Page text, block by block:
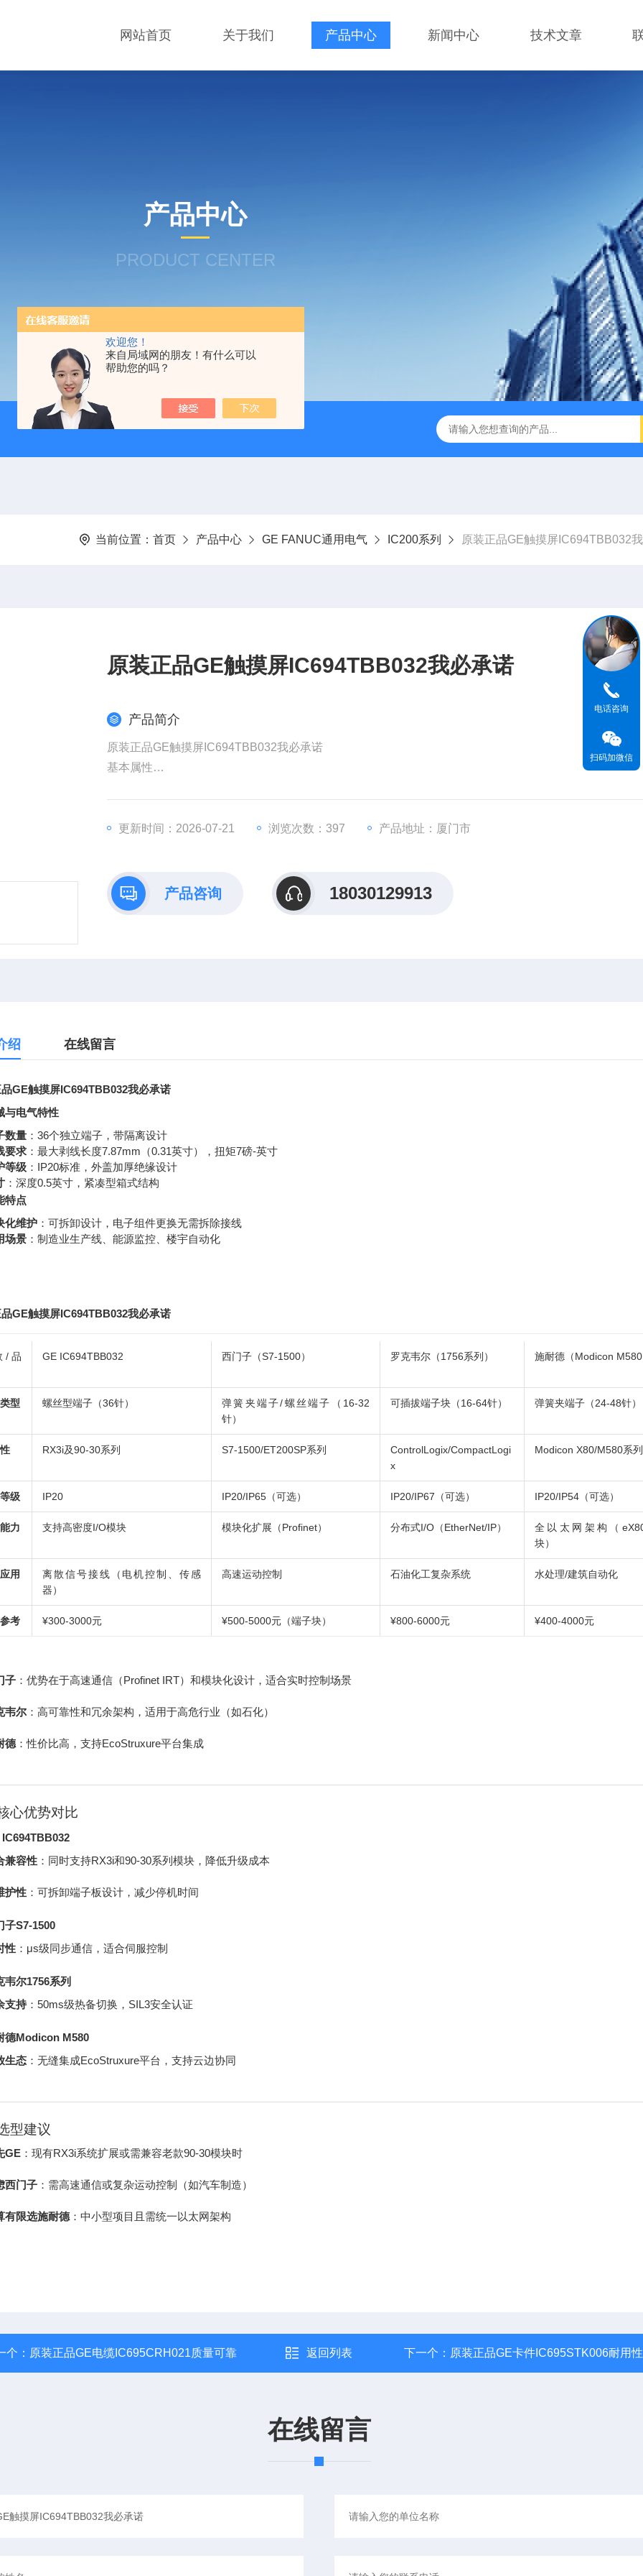
欢迎您！
来自局域网的朋友！有什么可以
帮助您的吗？
网站首页 关于我们 产品中心 新闻中心 技术文章
产品中心
PRODUCT CENTER
当前位置： 首页 产品中心 GE FANUC通用电气 IC200系列 原装正品GE触摸屏IC694TBB032
原装正品GE触摸屏IC694TBB032我必承诺
产品简介
原装正品GE触摸屏IC694TBB032我必承诺
​基本属性​
​兼容性​：支持RX3i及部分90-30系列I/O模块
更新时间：2026-07-21 浏览次数：397 产品地址：厦门市
产品咨询 18030129913
绍 在线留言
GE触摸屏IC694TBB032我必承诺
与电气特性
数量 ：36个独立端子，带隔离设计
要求 ：最大剥线长度7.87mm（0.31英寸），扭矩7磅-英寸
等级 ：IP20标准，外盖加厚绝缘设计
：深度0.5英寸，紧凑型箱式结构
特点
化维护 ：可拆卸设计，电子组件更换无需拆除接线
场景 ：制造业生产线、能源监控、楼宇自动化
GE触摸屏IC694TBB032我必承诺
/品 GE IC694TBB032 西门子（S7-1500） 罗克韦尔（1756系列） 施耐德（Modicon
型 螺丝型端子（36针）
弹簧夹端子/螺丝端子（16-32
针）
可插拔端子块（16-64针） 弹簧夹端子（24-48针）
RX3i及90-30系列 S7-1500/ET200SP系列
ControlLogix/CompactLogi
x
Modicon X80/M580系列
级 IP20 IP20/IP65（可选） IP20/IP67（可选） IP20/IP54（可选）
力 支持高密度I/O模块 模块化扩展（Profinet） 分布式I/O（EtherNet/IP）
全以太网架构（
块）
用
离散信号接线（电机控制、传感
器）
高速运动控制 石油化工复杂系统 水处理/建筑自动化
考 ¥300-3000元 ¥500-5000元（端子块） ¥800-6000元 ¥400-4000元
子 ：优势在于高速通信（Profinet IRT）和模块化设计，适合实时控制场景
韦尔 ：高可靠性和冗余架构，适用于高危行业（如石化）
德 ：性价比高，支持EcoStruxure平台集成
心优势对比
兼容性 ：同时支持RX3i和90-30系列模块，降低升级成本
护性 ：可拆卸端子板设计，减少停机时间
子S7-1500
性 ：μs级同步通信，适合伺服控制
韦尔1756系列
支持：50ms级热备切换，SIL3安全认证
德Modicon M580
生态 ：无缝集成EcoStruxure平台，支持云边协同
型建议
GE ：现有RX3i系统扩展或需兼容老款90-30模块时
西门子 ：需高速通信或复杂运动控制（如汽车制造）
有限选施耐德 ：中小型项目且需统一以太网架构
个： 原装正品GE电缆IC695CRH021质量可靠 返回列表 下一个： 原装正品GE卡件IC695STK006耐用
在线留言
电话咨询
扫码加微信